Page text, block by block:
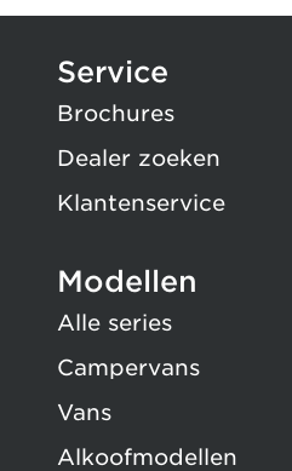
Service
Brochures
Dealer zoeken
Klantenservice
Modellen
Alle series
Campervans
Vans
Alkoofmodellen